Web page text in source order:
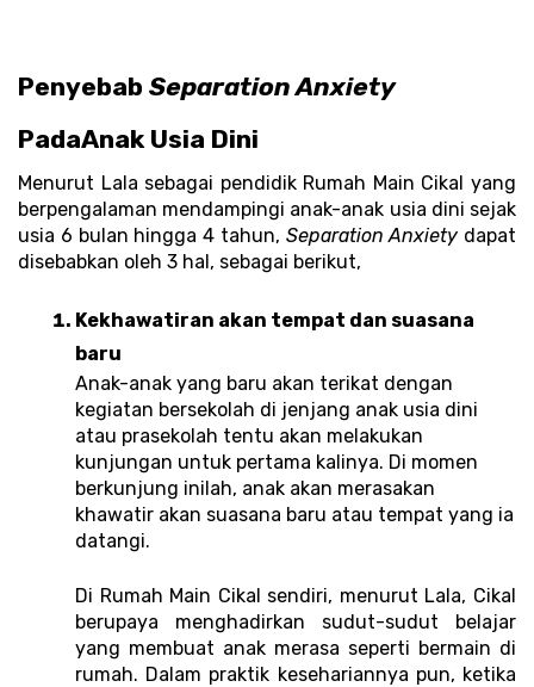
Penyebab
Separation Anxiety
PadaAnak Usia Dini
Menurut Lala sebagai pendidik Rumah Main Cikal yang
berpengalaman mendampingi anak-anak usia dini sejak
usia 6 bulan hingga 4 tahun, Separation Anxiety dapat
disebabkan oleh 3 hal, sebagai berikut,
Kekhawatiran akan tempat dan suasana
baru
Anak-anak yang baru akan terikat dengan
kegiatan bersekolah di jenjang anak usia dini
atau prasekolah tentu akan melakukan
kunjungan untuk pertama kalinya. Di momen
berkunjung inilah, anak akan merasakan
khawatir akan suasana baru atau tempat yang ia
datangi.
Di Rumah Main Cikal sendiri, menurut Lala, Cikal
berupaya menghadirkan sudut-sudut belajar
yang membuat anak merasa seperti bermain di
rumah. Dalam praktik kesehariannya pun, ketika